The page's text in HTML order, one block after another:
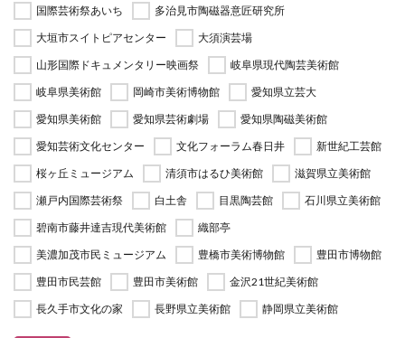
国際芸術祭あいち
多治見市陶磁器意匠研究所
大垣市スイトピアセンター
大須演芸場
山形国際ドキュメンタリー映画祭
岐阜県現代陶芸美術館
岐阜県美術館
岡崎市美術博物館
愛知県立芸大
愛知県美術館
愛知県芸術劇場
愛知県陶磁美術館
愛知芸術文化センター
文化フォーラム春日井
新世紀工芸館
桜ヶ丘ミュージアム
清須市はるひ美術館
滋賀県立美術館
瀬戸内国際芸術祭
白土舎 目黒陶芸館
石川県立美術館
碧南市藤井達吉現代美術館
織部亭
美濃加茂市民ミュージアム
豊橋市美術博物館
豊田市博物館
豊田市民芸館
豊田市美術館
金沢21世紀美術館
長久手市文化の家
長野県立美術館 静岡県立美術館